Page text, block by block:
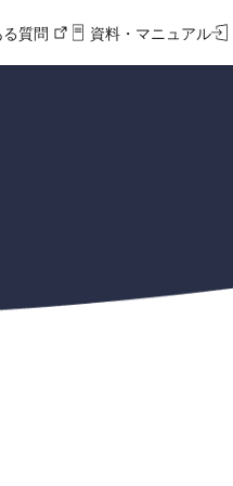
質問 資料・マニュアル